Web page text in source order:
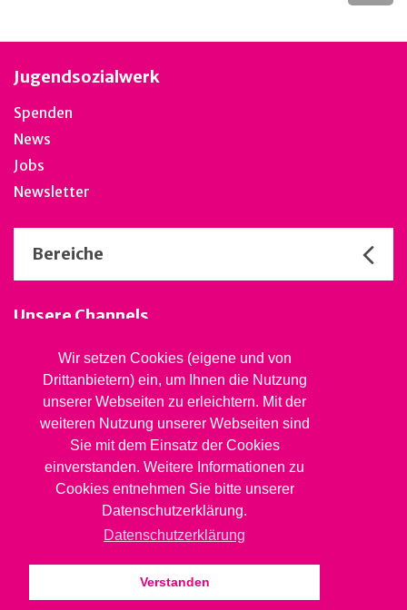
Wir setzen Cookies (eigene und von
Drittanbietern) ein, um Ihnen die Nutzung
unserer Webseiten zu erleichtern. Mit der
weiteren Nutzung unserer Webseiten sind
Sie mit dem Einsatz der Cookies
einverstanden. Weitere Informationen zu
Cookies entnehmen Sie bitte unserer
Datenschutzerklärung.
Datenschutzerklärung
Verstanden
Jugendsozialwerk
Spenden
News
Jobs
Newsletter
Bereiche
Unsere Channels
Stiftung Jugendsozialwerk
Blaues Kreuz BL
Rheinstrasse 20, 4410 Liestal
061 827 99 81
info@jsw.swiss